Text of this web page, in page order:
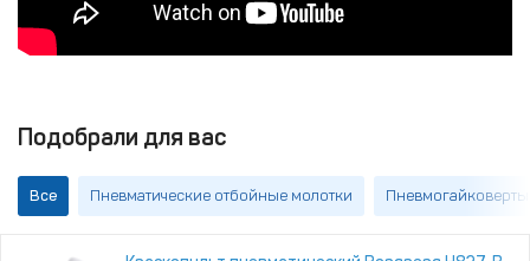
Подобрали для вас
Все Пневматические отбойные молотки Пневмогайковерты